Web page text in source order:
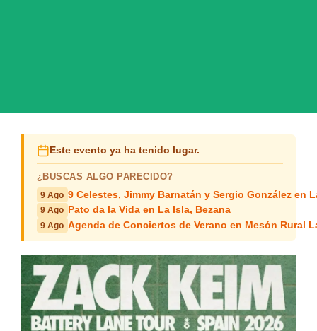
Este evento ya ha tenido lugar.
¿BUSCAS ALGO PARECIDO?
9 Ago 9 Celestes, Jimmy Barnatán y Sergio González en
9 Ago Pato da la Vida en La Isla, Bezana
9 Ago Agenda de Conciertos de Verano en Mesón Rural